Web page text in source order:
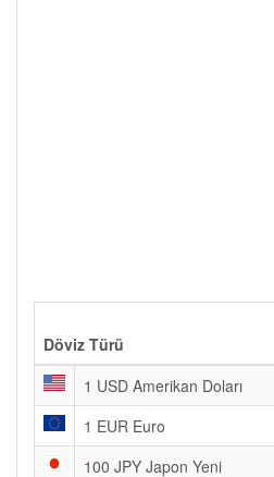
Döviz Türü
1 USD Amerikan Doları
1 EUR Euro
100 JPY Japon Yeni